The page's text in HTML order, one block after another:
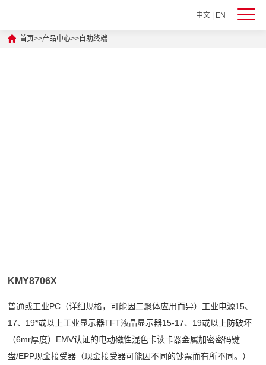
中文| EN
首页>>产品中心>>自助终端
KMY8706X
普通或工业PC（详细规格，可能因二聚体应用而异）工业电源15、
17、19*或以上工业显示器TFT液晶显示器15-17、19或以上防破坏
（6mr厚度）EMV认证的电动磁性混色卡读卡器金属加密密码键
盘/EPP现金接受器（现金接受器可能因不同的钞票而有所不同。）